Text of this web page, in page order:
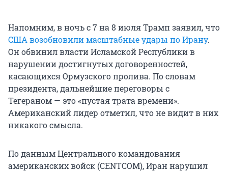
Напомним, в ночь с 7 на 8 июля Трамп заявил, что
США возобновили масштабные удары по Ирану.
Он обвинил власти Исламской Республики в
нарушении достигнутых договоренностей,
касающихся Ормузского пролива. По словам
президента, дальнейшие переговоры с
Тегераном — это «пустая трата времени».
Американский лидер отметил, что не видит в них
никакого смысла.
По данным Центрального командования
американских войск (CENTCOM), Иран нарушил